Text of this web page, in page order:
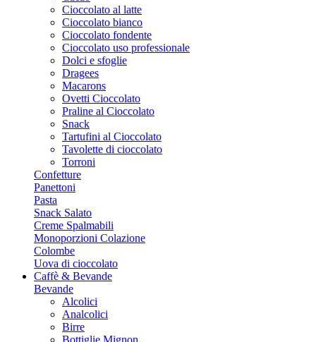
Cioccolato al latte
Cioccolato bianco
Cioccolato fondente
Cioccolato uso professionale
Dolci e sfoglie
Dragees
Macarons
Ovetti Cioccolato
Praline al Cioccolato
Snack
Tartufini al Cioccolato
Tavolette di cioccolato
Torroni
Confetture
Panettoni
Pasta
Snack Salato
Creme Spalmabili
Monoporzioni Colazione
Colombe
Uova di cioccolato
Caffè & Bevande
Bevande
Alcolici
Analcolici
Birre
Bottiglie Mignon